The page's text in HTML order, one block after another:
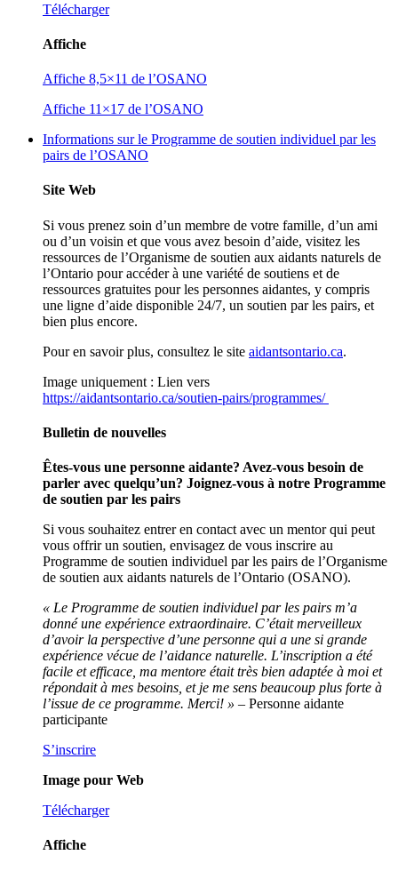
Télécharger
Affiche
Affiche 8,5×11 de l’OSANO
Affiche 11×17 de l’OSANO
Informations sur le Programme de soutien individuel par les
pairs de l’OSANO
Site Web
Si vous prenez soin d’un membre de votre famille, d’un ami
ou d’un voisin et que vous avez besoin d’aide, visitez les
ressources de l’Organisme de soutien aux aidants naturels de
l’Ontario pour accéder à une variété de soutiens et de
ressources gratuites pour les personnes aidantes, y compris
une ligne d’aide disponible 24/7, un soutien par les pairs, et
bien plus encore.
Pour en savoir plus, consultez le site aidantsontario.ca.
Image uniquement : Lien vers
https://aidantsontario.ca/soutien-pairs/programmes/
Bulletin de nouvelles
Êtes-vous une personne aidante? Avez-vous besoin de
parler avec quelqu’un? Joignez-vous à notre Programme
de soutien par les pairs
Si vous souhaitez entrer en contact avec un mentor qui peut
vous offrir un soutien, envisagez de vous inscrire au
Programme de soutien individuel par les pairs de l’Organisme
de soutien aux aidants naturels de l’Ontario (OSANO).
« Le Programme de soutien individuel par les pairs m’a
donné une expérience extraordinaire. C’était merveilleux
d’avoir la perspective d’une personne qui a une si grande
expérience vécue de l’aidance naturelle. L’inscription a été
facile et efficace, ma mentore était très bien adaptée à moi et
répondait à mes besoins, et je me sens beaucoup plus forte à
l’issue de ce programme. Merci! » – Personne aidante
participante
S’inscrire
Image pour Web
Télécharger
Affiche